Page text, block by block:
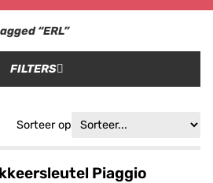
“ERL”
FILTERS
Sorteer op
Piaggio